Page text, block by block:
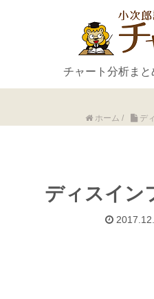
チャート分析まと
ホーム / デ
ディスイン